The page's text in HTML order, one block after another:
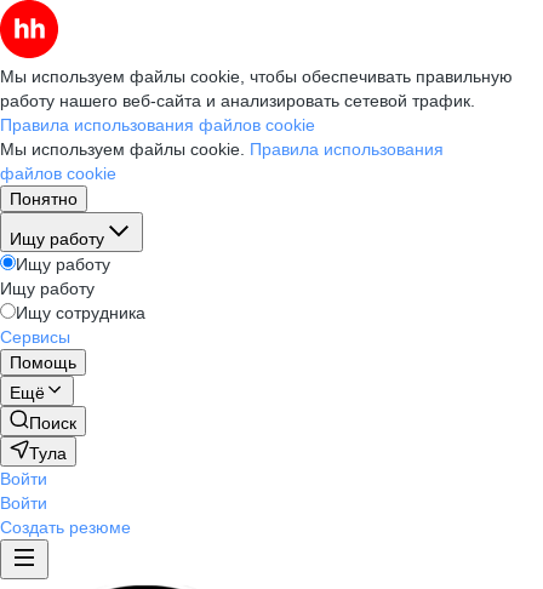
Мы используем файлы cookie, чтобы обеспечивать правильную
работу нашего веб-сайта и анализировать сетевой трафик.
Правила использования файлов cookie
Мы используем файлы cookie. Правила использования
файлов cookie
Понятно
Ищу работу
Ищу работу
Ищу работу
Ищу сотрудника
Сервисы
Помощь
Ещё
Поиск
Тула
Войти
Войти
Создать резюме